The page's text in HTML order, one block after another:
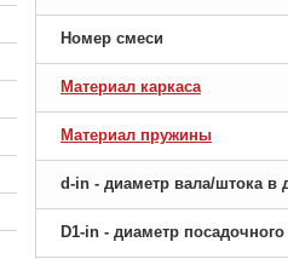
Номер смеси
Материал каркаса
Материал пружины
d-in - диаметр вала/штока в
D1-in - диаметр